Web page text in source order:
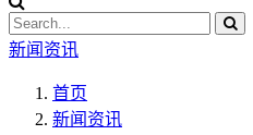
新闻资讯
首页
新闻资讯